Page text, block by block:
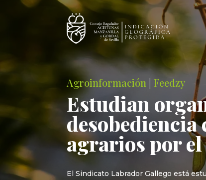
Agroinformación |Feedzy
Estudian
desobediencia
agrarios por
El Sindicato Labrador Gallego está